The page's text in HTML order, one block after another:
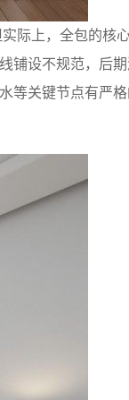
际上，全包的核
铺设不规范，后
关键节点有严